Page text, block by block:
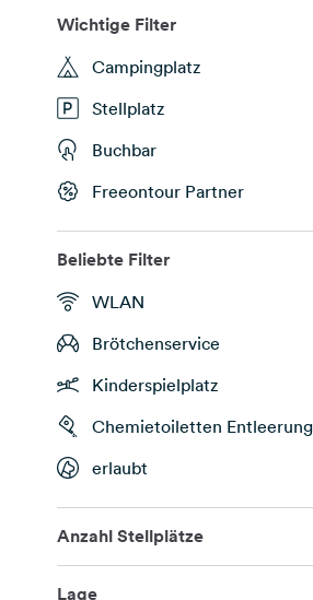
Wichtige Filter
Campingplatz
Stellplatz
Buchbar
Freeontour Partner
Beliebte Filter
WLAN
Brötchenservice
Kinderspielplatz
Chemietoiletten Entleerung
erlaubt
Anzahl Stellplätze
Lage